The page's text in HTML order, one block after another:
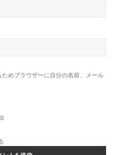
めブラウザーに自分の名前、メール